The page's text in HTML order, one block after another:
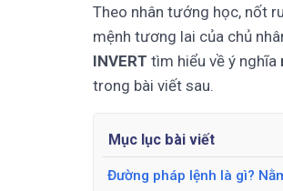
Theo nhân tướng học, nốt
mệnh tương lai của chủ
INVERT tìm hiểu về ý nghĩa
trong bài viết sau.
Mục lục bài viết
Đường pháp lệnh là gì?